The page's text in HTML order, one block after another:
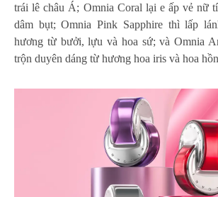
trái lê châu Á; Omnia Coral lại e ấp vẻ nữ
dâm bụt; Omnia Pink Sapphire thì lấp
hương từ bưởi, lựu và hoa sứ; và Omnia
trộn duyên dáng từ hương hoa iris và hoa